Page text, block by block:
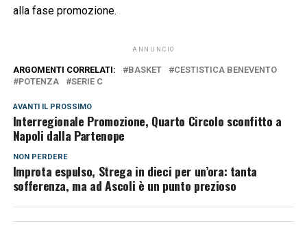
alla fase promozione.
ANNUNCIO
ARGOMENTI CORRELATI: BASKET
CESTISTICA BENEVENTO
POTENZA
SERIE C
AVANTI IL ​​PROSSIMO
Interregionale Promozione, Quarto Circolo sconfitto a
Napoli dalla Partenope
NON PERDERE
Improta espulso, Strega in dieci per un’ora: tanta
sofferenza, ma ad Ascoli è un punto prezioso